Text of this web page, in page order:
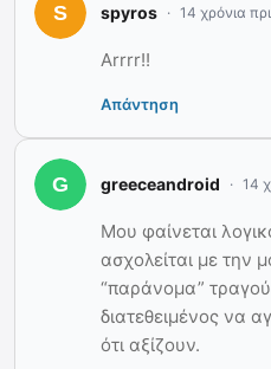
spyros 14 χρόνια
Arrrr!!
Απάντηση
greeceandroid 14
Μου φαίνεται
ασχολείται με την
“παράνομα”
διατεθειμένος να
ότι αξίζουν.